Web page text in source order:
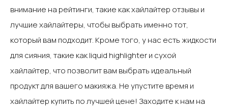
внимание на рейтинги, такие как хайлайтер отзывы и
лучшие хайлайтеры, чтобы выбрать именно тот,
который вам подходит. Кроме того, у нас есть жидкости
для сияния, такие как liquid highlighter и сухой
хайлайтер, что позволит вам выбрать идеальный
продукт для вашего макияжа.‍ Не упустите время и
хайлайтер купить по лучшей цене! Заходите к нам на